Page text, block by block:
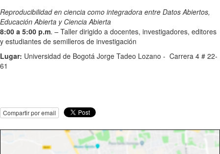
Reproducibilidad en ciencia como integradora entre Datos Abiertos,
Educación Abierta y Ciencia Abierta
8:00 a 5:00 p.m. – Taller dirigido a docentes, investigadores, editores
y estudiantes de semilleros de investigación
Lugar: Universidad de Bogotá Jorge Tadeo Lozano - Carrera 4 # 22-
61
Compartir por email